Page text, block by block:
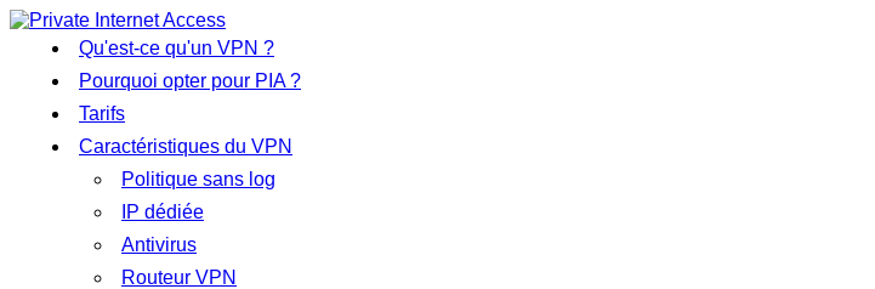
Qu'est-ce qu'un VPN ?
Pourquoi opter pour PIA ?
Tarifs
Caractéristiques du VPN
Politique sans log
IP dédiée
Antivirus
Routeur VPN